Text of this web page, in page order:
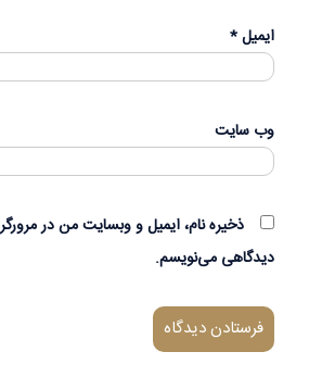
ایمیل*
وب‌ سایت
ذخیره نام، ایمیل و وبسایت من در
دیدگاهی می‌نویسم.